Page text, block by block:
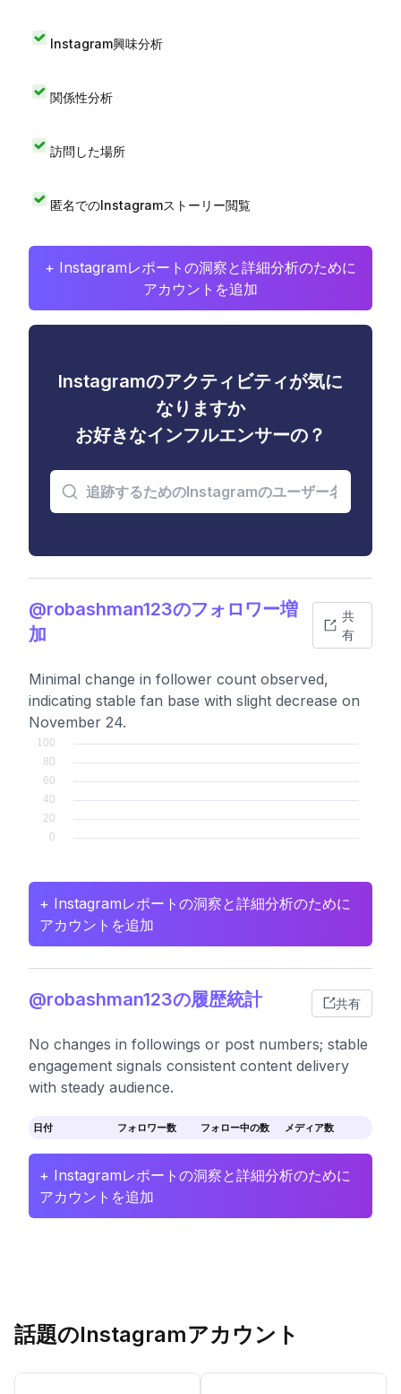
Instagram興味分析
関係性分析
訪問した場所
匿名でのInstagramストーリー閲覧
+ Instagramレポートの洞察と詳細分析のために
アカウントを追加
Instagramのアクティビティが気に
なりますか
お好きなインフルエンサーの？
@robashman123のフォロワー増
加
共
有
Minimal change in follower count observed,
indicating stable fan base with slight decrease on
November 24.
+ Instagramレポートの洞察と詳細分析のために
アカウントを追加
@robashman123の履歴統計 共有
No changes in followings or post numbers; stable
engagement signals consistent content delivery
with steady audience.
日付 フォロワー数 フォロー中の数 メディア数
+ Instagramレポートの洞察と詳細分析のために
アカウントを追加
話題のInstagramアカウント